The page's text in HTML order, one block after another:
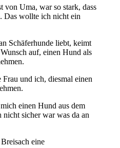
von Uma, war so stark, dass
Das wollte ich nicht ein
Schäferhunde liebt, keimt
auf, einen Hund als
und ich, diesmal einen
einen Hund aus dem
sicher war was da an
eine